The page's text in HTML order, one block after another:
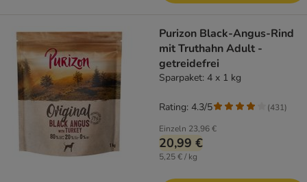
Purizon Black-Angus-Rind
mit Truthahn Adult -
getreidefrei
Sparpaket: 4 x 1 kg
Einzeln 23,96 €
20,99 €
5,25 € / kg
Rating: 4.3/5 (431)